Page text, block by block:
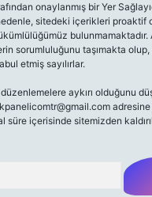
onaylanmış bir Yer
sitedeki içerikleri proaktif
sorumluluğunu taşımakta
etmiş sayılırlar.
aykırı olduğunu
süre içerisinde sitemizden